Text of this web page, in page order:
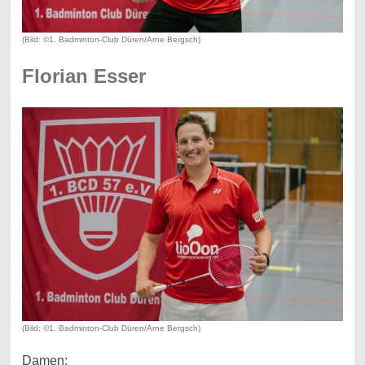
(Bild: ©1. Badminton-Club Düren/Arne Bergsch)
Florian Esser
(Bild: ©1. Badminton-Club Düren/Arne Bergsch)
Damen: